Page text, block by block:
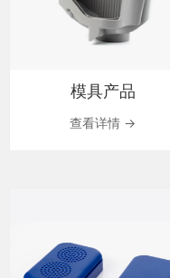
模具产品
查看详情 →